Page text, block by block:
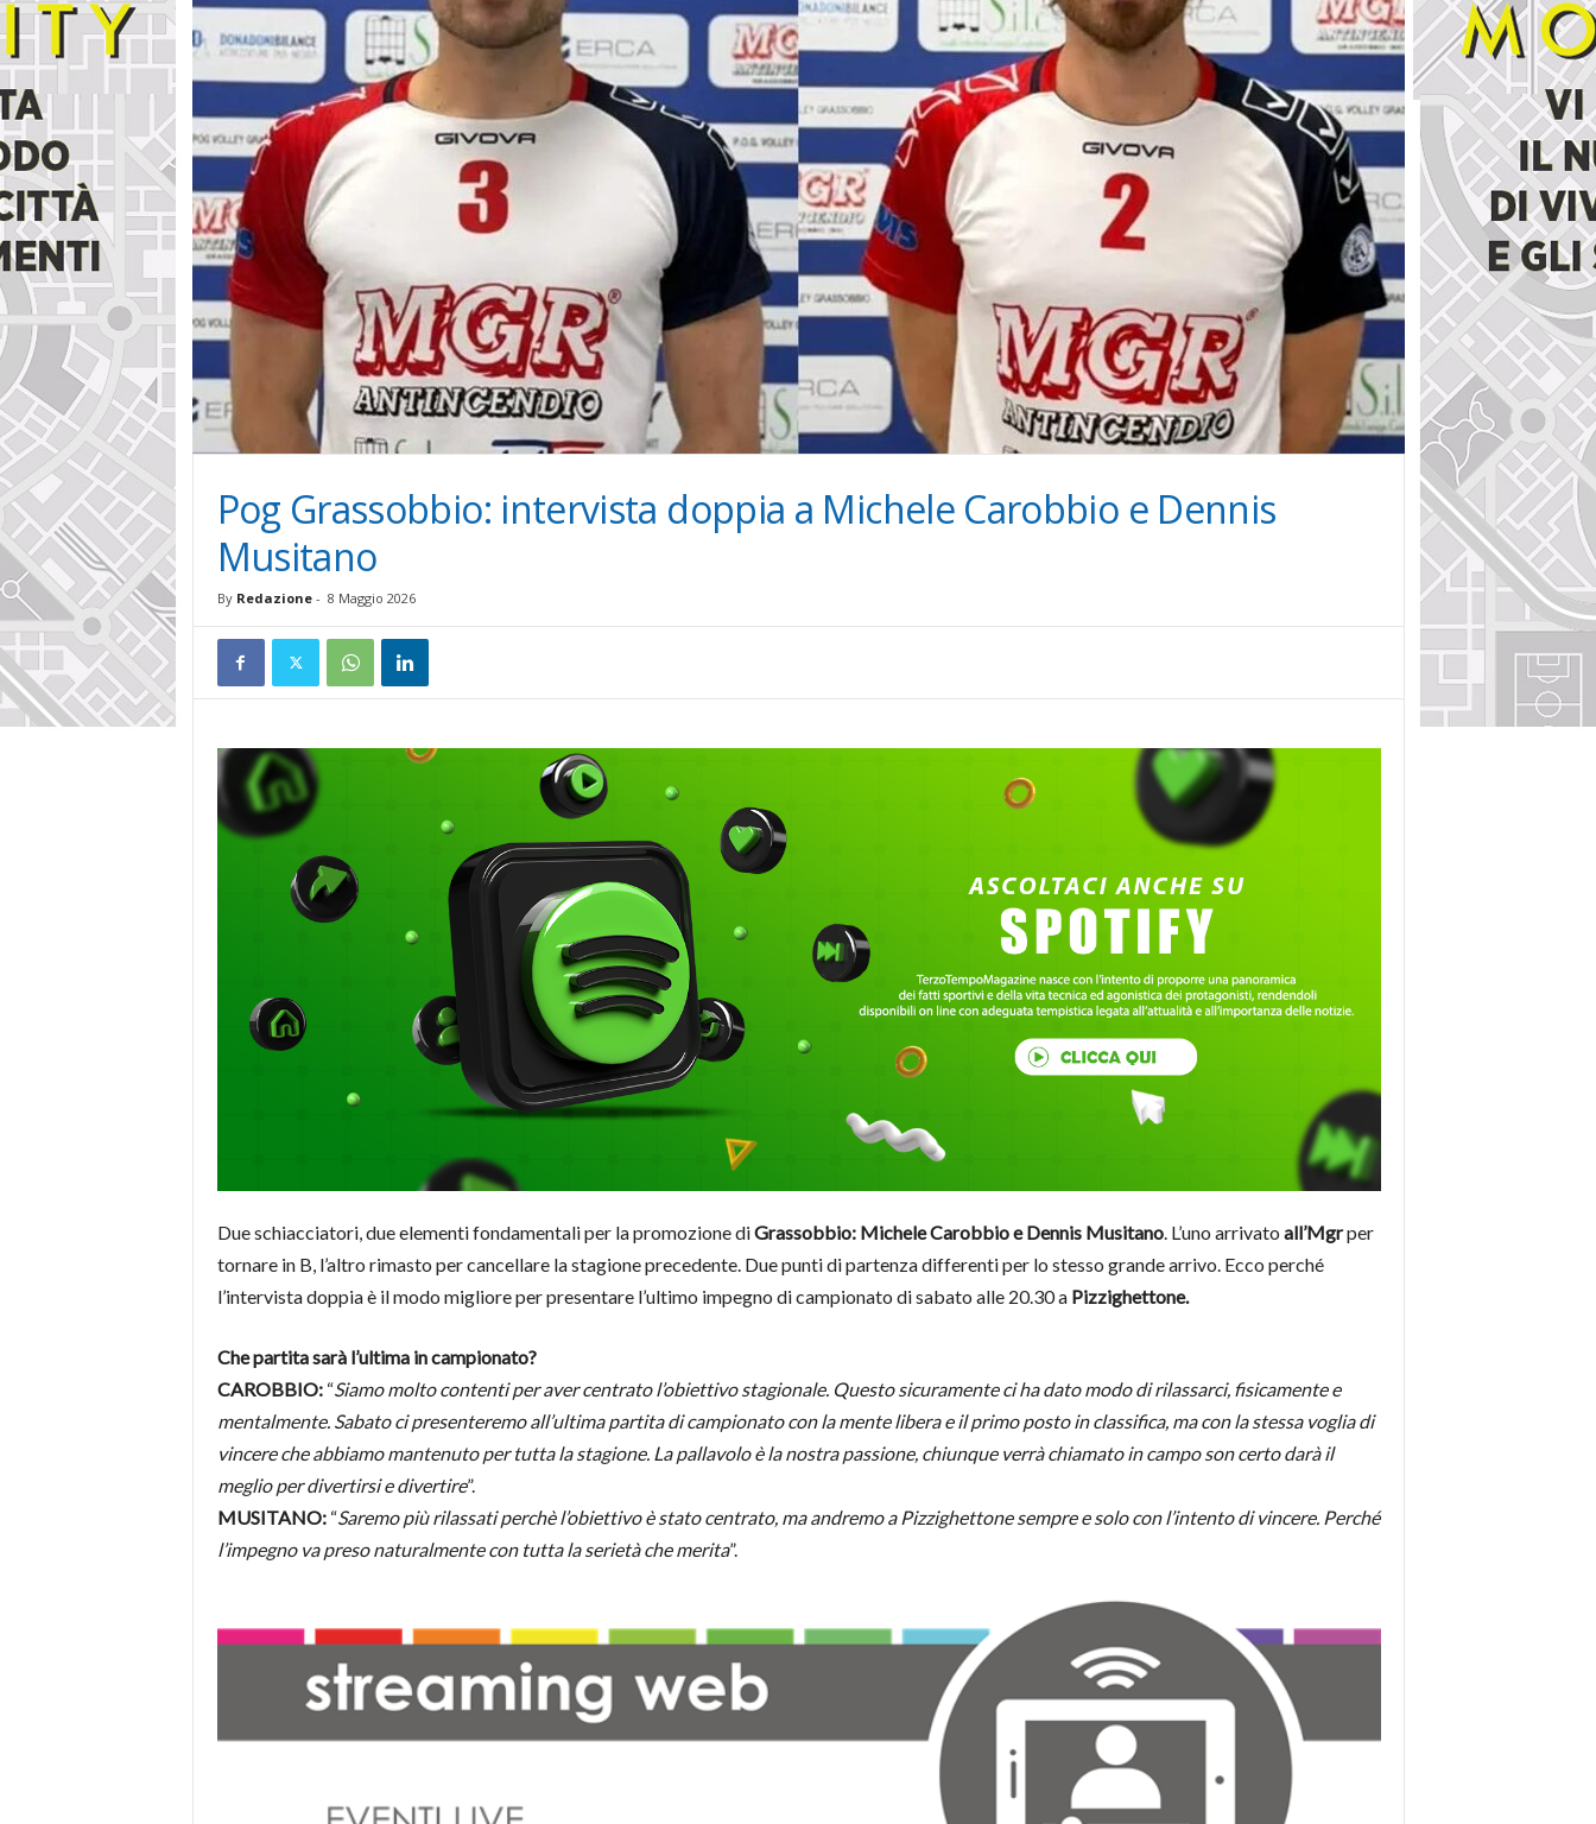
n
Pog Grassobbio: intervista doppia a Michele Carobbio e Dennis
Musitano
By Redazione- 8 Maggio 2026
Due schiacciatori, due elementi fondamentali per la promozione diGrassobbio: Michele Carobbio e Dennis Musitano. L’uno arrivato all’Mgrper
tornare in B, l’altro rimasto per cancellare la stagione precedente. Due punti di partenza differenti per lo stesso grande arrivo. Ecco perché
l’intervista doppia è il modo migliore per presentare l’ultimo impegno di campionato di sabato alle 20.30 a Pizzighettone.
Che partita sarà l’ultima in campionato?
CAROBBIO:“Siamo molto contenti per aver centrato l’obiettivo stagionale. Questo sicuramente ci ha dato modo di rilassarci, fisicamente e
mentalmente. Sabato ci presenteremo all’ultima partita di campionato con la mente libera e il primo posto in classifica, ma con la stessa voglia di
vincere che abbiamo mantenuto per tutta la stagione. La pallavolo è la nostra passione, chiunque verrà chiamato in campo son certo darà il
meglio per divertirsi e divertire”.
MUSITANO:“Saremo più rilassati perchè l’obiettivo è stato centrato, ma andremo a Pizzighettone sempre e solo con l’intento di vincere. Perché
l’impegno va preso naturalmente con tutta la serietà che merita”.